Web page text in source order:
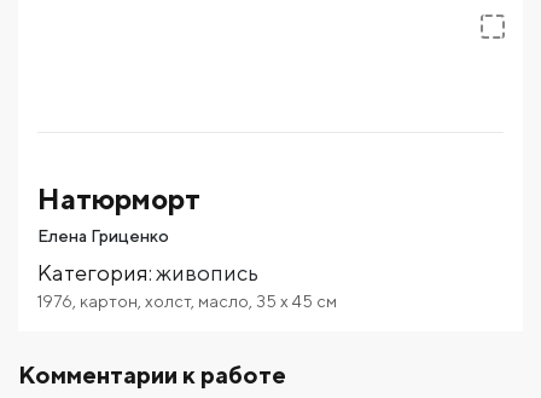
Натюрморт
Елена Гриценко
Категория:живопись
1976 картон холст, масло 35 x 45 см
Комментарии к работе